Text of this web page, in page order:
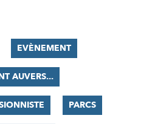
EVÈNEMENT
AUVERS...
PARCS